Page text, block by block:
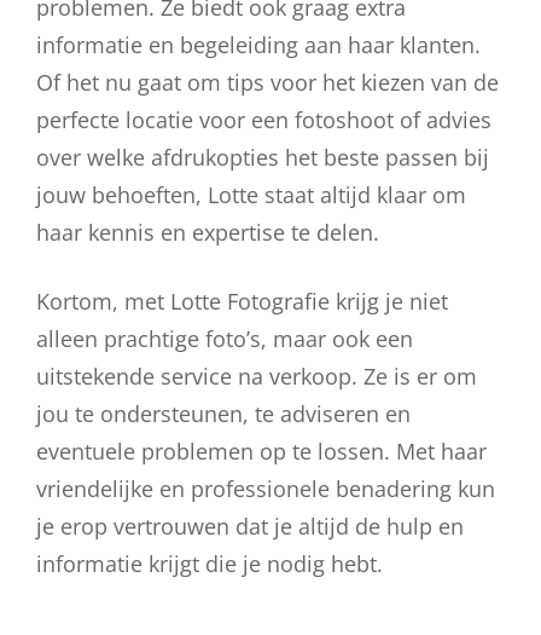
problemen. Ze biedt ook graag extra
informatie en begeleiding aan haar klanten.
Of het nu gaat om tips voor het kiezen van de
perfecte locatie voor een fotoshoot of advies
over welke afdrukopties het beste passen bij
jouw behoeften, Lotte staat altijd klaar om
haar kennis en expertise te delen.
Kortom, met Lotte Fotografie krijg je niet
alleen prachtige foto’s, maar ook een
uitstekende service na verkoop. Ze is er om
jou te ondersteunen, te adviseren en
eventuele problemen op te lossen. Met haar
vriendelijke en professionele benadering kun
je erop vertrouwen dat je altijd de hulp en
informatie krijgt die je nodig hebt.